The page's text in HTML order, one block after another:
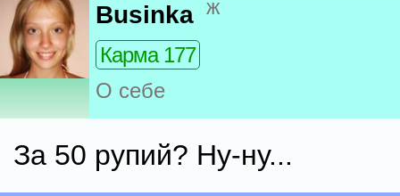
Businka ж
Карма 177
О себе
За 50 рупий? Ну-ну...